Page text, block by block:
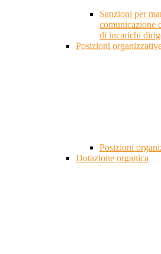
Sanzioni per
comunicazione
di incarichi
Posizioni
Posizioni
Dotazione organica